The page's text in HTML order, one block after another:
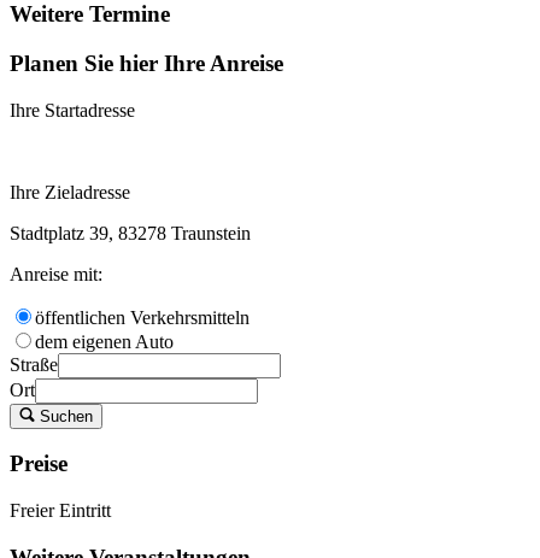
Weitere Termine
Planen Sie hier Ihre Anreise
Ihre Startadresse
Ihre Zieladresse
Stadtplatz 39, 83278 Traunstein
Anreise mit:
öffentlichen Verkehrsmitteln
dem eigenen Auto
Straße
Ort
Suchen
Preise
Freier Eintritt